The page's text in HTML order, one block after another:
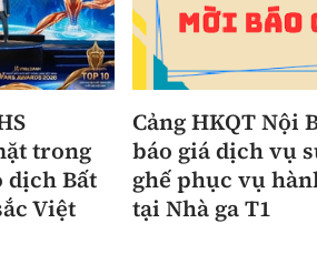
trong
dịch Bất
Việt
Cảng HKQT Nội
báo giá dịch vụ
ghế phục vụ
tại Nhà ga T1